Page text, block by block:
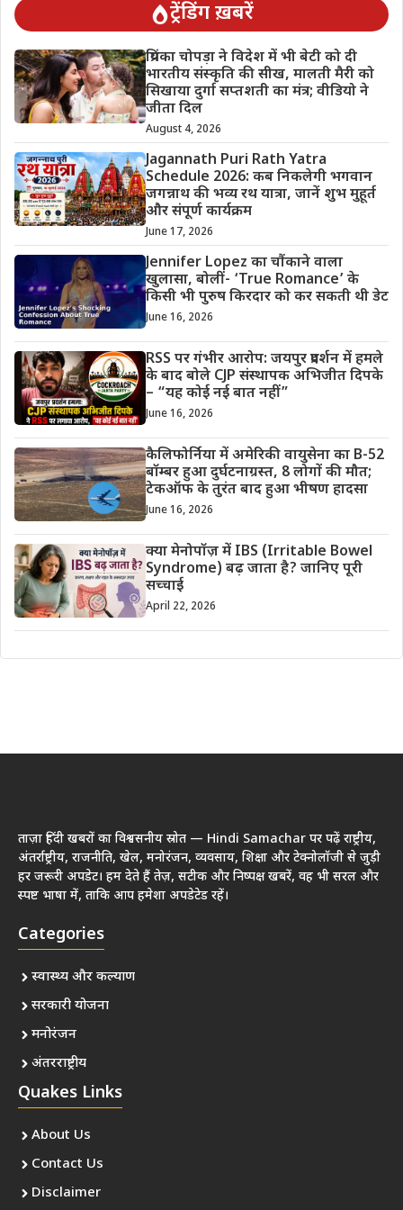
ट्रेंडिंग ख़बरें
प्रियंका चोपड़ा ने विदेश में भी बेटी को दी
भारतीय संस्कृति की सीख, मालती मैरी को
सिखाया दुर्गा सप्तशती का मंत्र; वीडियो ने
जीता दिल
August 4, 2026
Jagannath Puri Rath Yatra
Schedule 2026: कब निकलेगी भगवान
जगन्नाथ की भव्य रथ यात्रा, जानें शुभ मुहूर्त
और संपूर्ण कार्यक्रम
June 17, 2026
Jennifer Lopez का चौंकाने वाला
खुलासा, बोलीं- ‘True Romance’ के
किसी भी पुरुष किरदार को कर सकती थी डेट
June 16, 2026
RSS पर गंभीर आरोप: जयपुर प्रदर्शन में हमले
के बाद बोले CJP संस्थापक अभिजीत दिपके
– “यह कोई नई बात नहीं”
June 16, 2026
कैलिफोर्निया में अमेरिकी वायुसेना का B-52
बॉम्बर हुआ दुर्घटनाग्रस्त, 8 लोगों की मौत;
टेकऑफ के तुरंत बाद हुआ भीषण हादसा
June 16, 2026
क्या मेनोपॉज़ में IBS (Irritable Bowel
Syndrome) बढ़ जाता है? जानिए पूरी
सच्चाई
April 22, 2026
ताज़ा हिंदी खबरों का विश्वसनीय स्रोत — Hindi Samachar पर पढ़ें राष्ट्रीय,
अंतर्राष्ट्रीय, राजनीति, खेल, मनोरंजन, व्यवसाय, शिक्षा और टेक्नोलॉजी से जुड़ी
हर जरूरी अपडेट। हम देते हैं तेज़, सटीक और निष्पक्ष खबरें, वह भी सरल और
स्पष्ट भाषा में, ताकि आप हमेशा अपडेटेड रहें।
Categories
स्वास्थ्य और कल्याण
सरकारी योजना
मनोरंजन
अंतरराष्ट्रीय
Quakes Links
About Us
Contact Us
Disclaimer